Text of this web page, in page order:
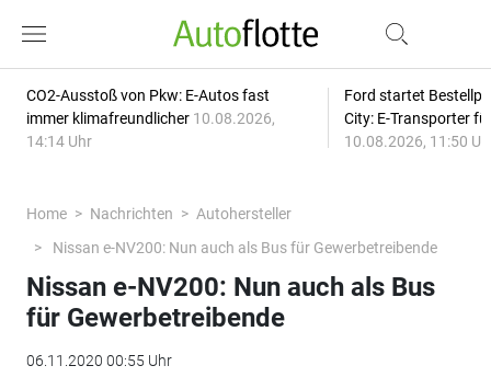
CO2-Ausstoß von Pkw: E-Autos fast
immer klimafreundlicher 10.08.2026,
14:14 Uhr
Ford startet
City: E-Transporter
10.08.2026, 11:50
Home Nachrichten
Autohersteller
Nissan e-NV200: Nun auch als Bus für Gewerbetreibende
Nissan e-NV200: Nun auch als Bus
für Gewerbetreibende
06.11.2020 00:55 Uhr